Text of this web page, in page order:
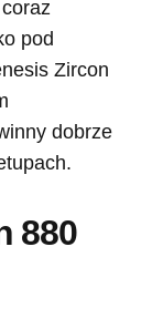
pod
Zircon
dobrze
880